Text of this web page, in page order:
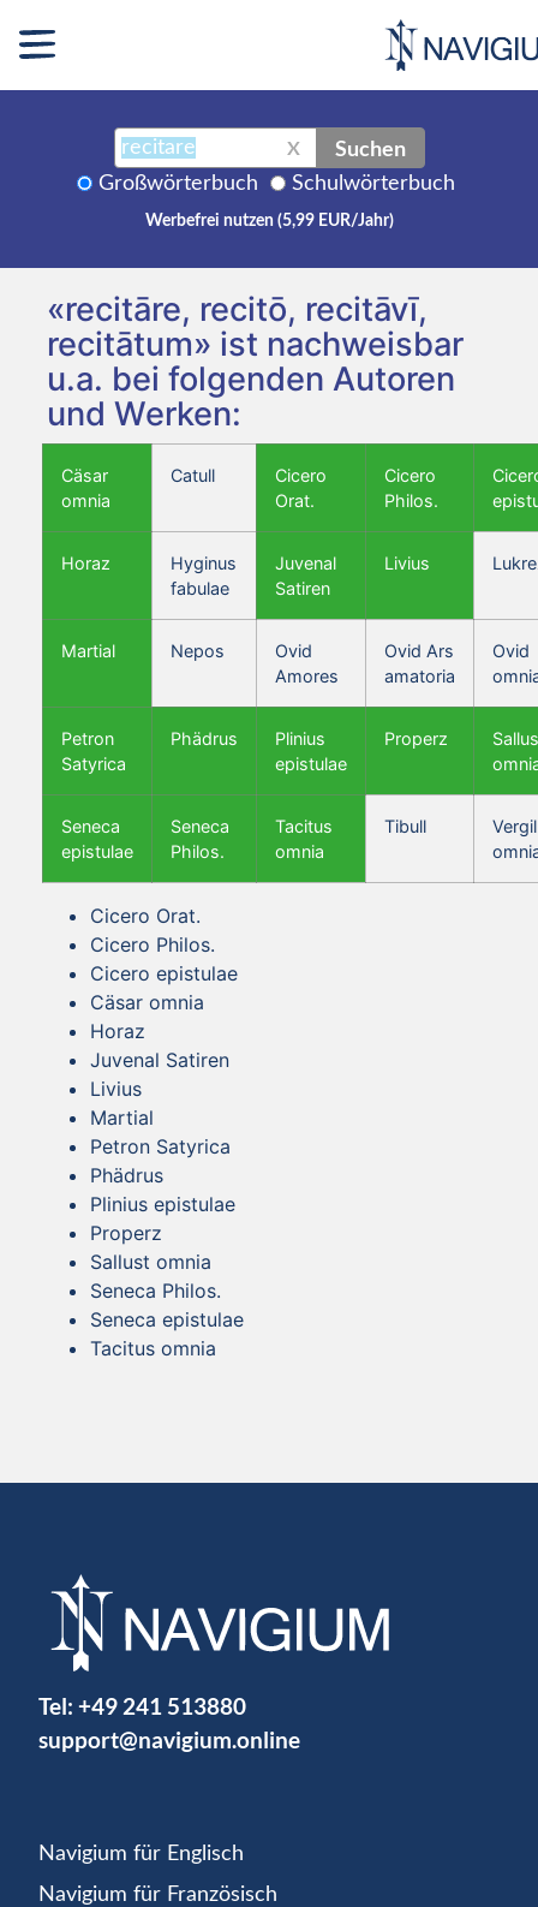
X Suchen
Großwörterbuch Schulwörterbuch
Werbefrei nutzen (5,99 EUR/Jahr)
«recitāre, recitō, recitāvī,
recitātum» ist nachweisbar
u.a. bei folgenden Autoren
und Werken:
Cäsar
omnia
Catull
Cicero
Orat.
Cicero
Philos.
Horaz
Hyginus
fabulae
Juvenal
Satiren
Livius
Martial Nepos
Ovid
Amores
Ovid Ars
amatoria
Ovid
Petron
Satyrica
Phädrus
Plinius
epistulae
Properz
Seneca
epistulae
Seneca
Philos.
Tacitus
omnia
Tibull
Vergil
Cicero Orat.
Cicero Philos.
Cicero epistulae
Cäsar omnia
Horaz
Juvenal Satiren
Livius
Martial
Petron Satyrica
Phädrus
Plinius epistulae
Properz
Sallust omnia
Seneca Philos.
Seneca epistulae
Tacitus omnia
Tel: +49 241 513880
support@navigium.online
Navigium für Englisch
Navigium für Französisch